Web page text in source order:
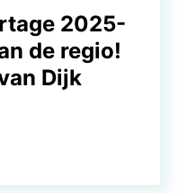
2025-
de regio!
Dijk